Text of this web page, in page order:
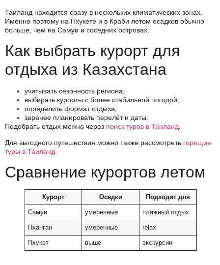
Таиланд находится сразу в нескольких климатических зонах.
Именно поэтому на Пхукете и в Краби летом осадков обычно
больше, чем на Самуи и соседних островах.
Как выбрать курорт для
отдыха из Казахстана
учитывать сезонность региона;
выбирать курорты с более стабильной погодой;
определить формат отдыха;
заранее планировать перелёт и даты.
Подобрать отдых можно через поиск туров в Таиланд.
Для выгодного путешествия можно также рассмотреть горящие
туры в Таиланд
Сравнение курортов летом
Курорт Осадки Подходит для
Самуи умеренные пляжный отдых
Пханган умеренные relax
Пхукет выше экскурсии